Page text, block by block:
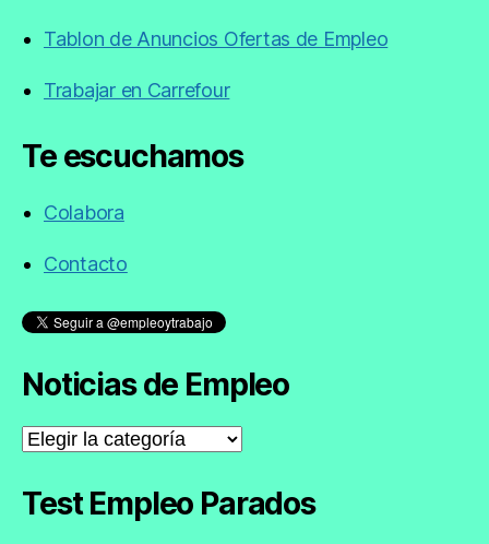
Tablon de Anuncios Ofertas de Empleo
Trabajar en Carrefour
Te escuchamos
Colabora
Contacto
Noticias de Empleo
Noticias
de
Test Empleo Parados